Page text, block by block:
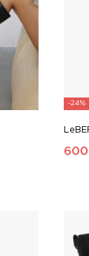
-24%